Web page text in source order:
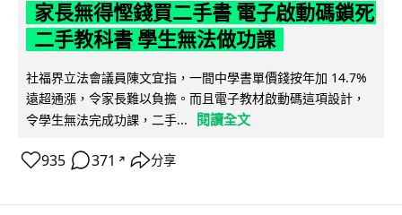
家長無得慳錢買二手書 電子啟動碼鎖死
二手教科書 學生無法做功課
社福界立法會議員陳文宜指，一間中學書單價錢按年加 14.7%
遠超通漲，令家長難以負擔。而且電子教材啟動碼這項設計，
令學生無法完成功課，二手...
閱讀全文
935 371 ↗ 分享